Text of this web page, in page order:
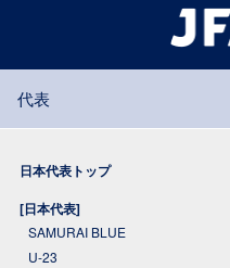
代表
日本代表トップ
[日本代表]
SAMURAI BLUE
U-23